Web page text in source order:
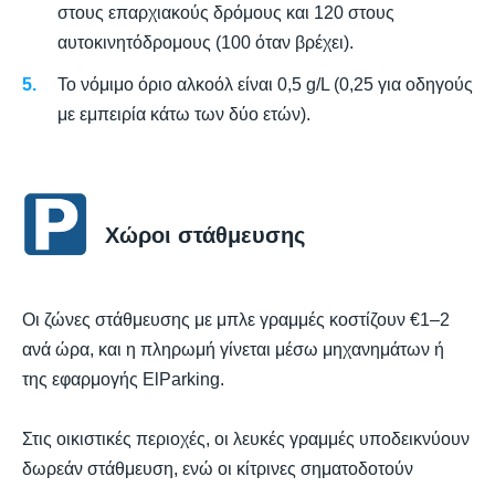
στους επαρχιακούς δρόμους και 120 στους
αυτοκινητόδρομους (100 όταν βρέχει).
Το νόμιμο όριο αλκοόλ είναι 0,5 g/L (0,25 για οδηγούς
με εμπειρία κάτω των δύο ετών).
Χώροι στάθμευσης
Οι ζώνες στάθμευσης με μπλε γραμμές κοστίζουν €1–2
ανά ώρα, και η πληρωμή γίνεται μέσω μηχανημάτων ή
της εφαρμογής ElParking.
Στις οικιστικές περιοχές, οι λευκές γραμμές υποδεικνύουν
δωρεάν στάθμευση, ενώ οι κίτρινες σηματοδοτούν